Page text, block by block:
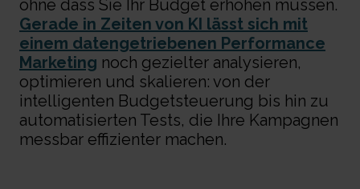
ohne dass Sie Ihr Budget erhöhen müssen.
Gerade in Zeiten von KI lässt sich mit
einem datengetriebenen Performance
Marketing noch gezielter analysieren,
optimieren und skalieren: von der
intelligenten Budgetsteuerung bis hin zu
automatisierten Tests, die Ihre Kampagnen
messbar effizienter machen.